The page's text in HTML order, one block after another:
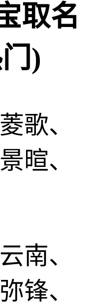
取名
)
歌、
暄、
南、
锋、